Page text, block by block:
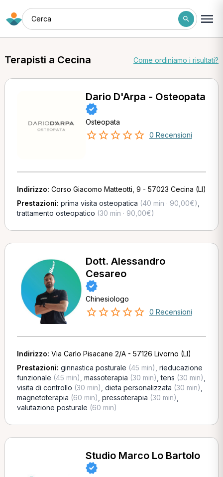
Cerca
Terapisti a Cecina Come ordiniamo i risultati?
Dario D'Arpa - Osteopata
Osteopata
0 Recensioni
Indirizzo: Corso Giacomo Matteotti, 9 - 57023 Cecina (LI)
Prestazioni: prima visita osteopatica (40 min · 90,00€)
trattamento osteopatico (30 min · 90,00€)
Dott. Alessandro
Cesareo
Chinesiologo
0 Recensioni
Indirizzo: Via Carlo Pisacane 2/A - 57126 Livorno (LI)
Prestazioni: ginnastica posturale (45 min) rieducazione
funzionale (45 min) massoterapia (30 min) ,tens (30 min)
visita di controllo (30 min) dieta personalizzata (30 min)
magnetoterapia (60 min) pressoterapia (30 min)
valutazione posturale (60 min)
Studio Marco Lo Bartolo